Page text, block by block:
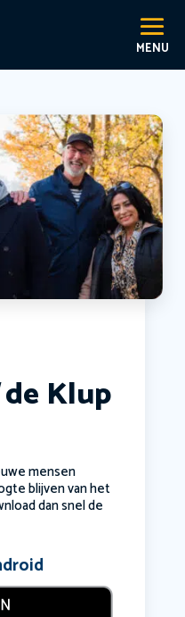
Klup
mensen
blijven van het
dan snel de